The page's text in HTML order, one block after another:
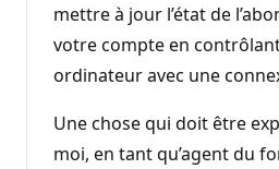
mettre à jour l’état de
votre compte en
ordinateur avec une
Une chose qui doit être
moi, en tant qu’agent du